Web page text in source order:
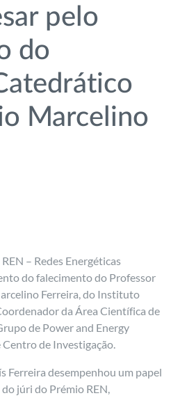
pelo
do
Marcelino
– Redes Energéticas
do falecimento do Professor
Ferreira, do Instituto
da Área Científica de
de Power and Energy
de Investigação.
Ferreira desempenhou um papel
júri do Prémio REN,